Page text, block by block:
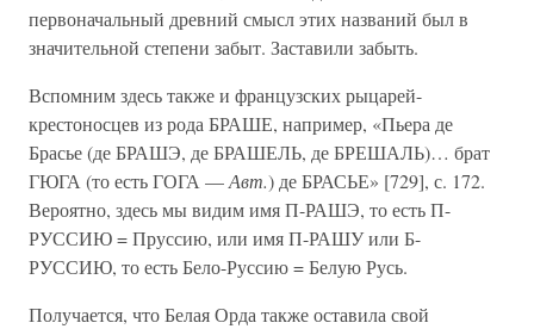
первоначальный древний смысл этих названий был в
значительной степени забыт. Заставили забыть.
Вспомним здесь также и французских рыцарей-
крестоносцев из рода БРАШЕ, например, «Пьера де
Брасье (де БРАШЭ, де БРАШЕЛЬ, де БРЕШАЛЬ)… брат
ГЮГА (то есть ГОГА —Авт.) де БРАСЬЕ» [729], с. 172.
Вероятно, здесь мы видим имя П-РАШЭ, то есть П-
РУССИЮ = Пруссию, или имя П-РАШУ или Б-
РУССИЮ, то есть Бело-Руссию = Белую Русь.
Получается, что Белая Орда также оставила свой